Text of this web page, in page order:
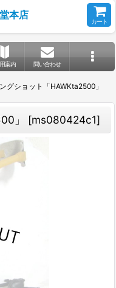
本店
カート
案内 問い合わせ
グショット「HAWKta2500」
」 [ms080424c1]